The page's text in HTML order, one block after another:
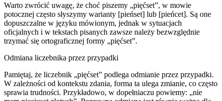
Warto zwrócić uwagę, że choć piszemy „pięćset”, w mowie
potocznej często słyszymy warianty [pieńset] lub [pieńcet]. Są one
dopuszczalne w języku mówionym, jednak w sytuacjach
oficjalnych i w tekstach pisanych zawsze należy bezwzględnie
trzymać się ortograficznej formy „pięćset”.
Odmiana liczebnika przez przypadki
Pamiętaj, że liczebnik „pięćset” podlega odmianie przez przypadki.
W zależności od kontekstu zdania, forma ta ulega zmianie, co często
sprawia trudności. Przykładowo, w dopełniaczu powiemy: „nie